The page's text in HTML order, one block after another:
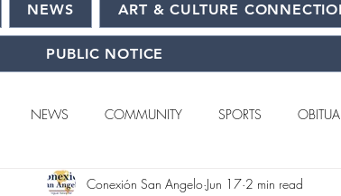
NEWS ART & CULTURE
PUBLIC NOTICE
NEWS COMMUNITY SPORTS
SAN ANGELO CONEXION SAN ANGELO
Conexión San Angelo Jun 17 2 min read